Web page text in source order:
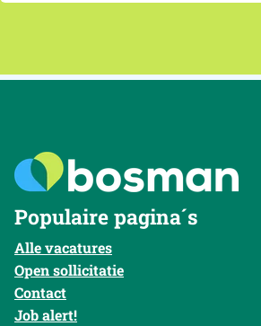
Populaire pagina´s
Alle vacatures
Open sollicitatie
Contact
Job alert!